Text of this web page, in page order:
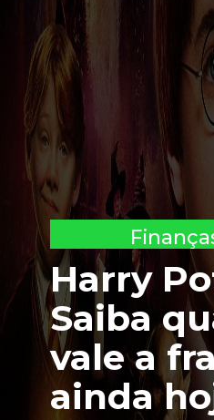
Harry
Saiba
vale a
ainda